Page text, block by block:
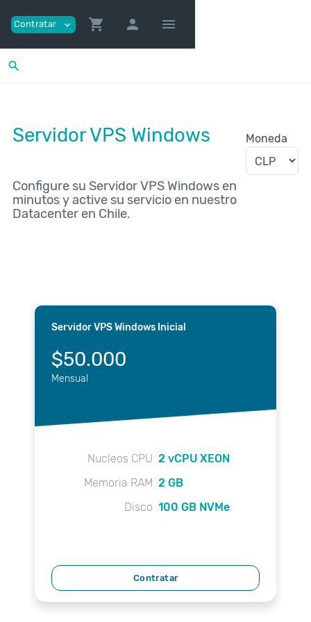
Contratar expand_more shopping_cart person menu
search
Servidor VPS Windows
Configure su Servidor VPS Windows en
minutos y active su servicio en nuestro
Datacenter en Chile.
Moneda
Servidor VPS Windows Inicial
$50.000
Mensual
Nucleos CPU 2 vCPU XEON
Memoria RAM 2 GB
Disco 100 GB NVMe
Contratar